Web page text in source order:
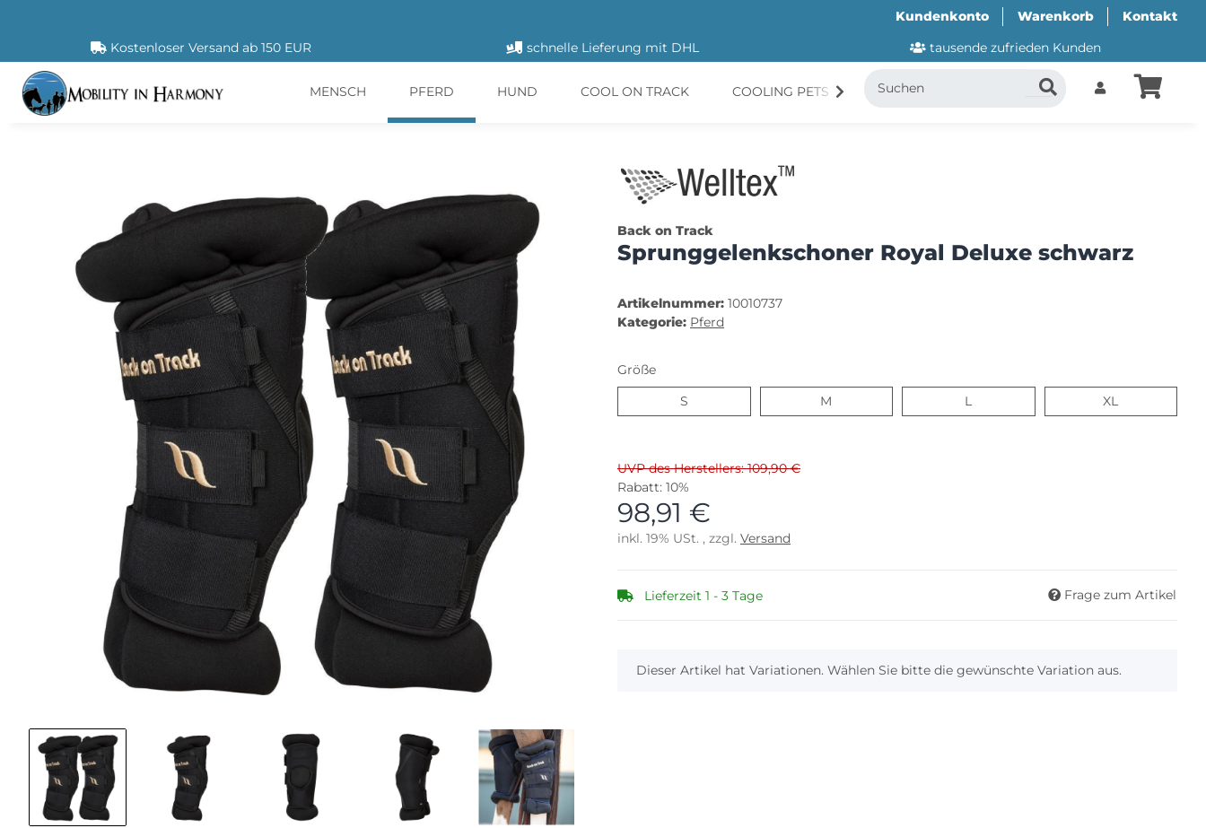
Kundenkonto Warenkorb
Kontakt
Kostenloser Versand ab 150 EUR
schnelle Lieferung mit DHL tausende zufrieden Kunden
MENSCH PFERD HUND COOL ON TRACK COOLING PETS CANI.COOL SUITICAL
Back on Track
Sprunggelenkschoner Royal Deluxe schwarz
Artikelnummer: 10010737
Kategorie: Pferd
Größe
SS M L XL
UVP des Herstellers: 109,90 €
Rabatt: 10%
98,91 €
inkl. 19% USt. , zzgl. Versand
Lieferzeit 1 - 3 Tage Frage zum Artikel
x
Dieser Artikel hat Variationen. Wählen Sie bitte die gewünschte Variation aus.